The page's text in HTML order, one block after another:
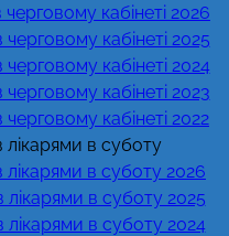
кабінеті 2026
кабінеті 2025
кабінеті 2024
кабінеті 2023
кабінеті 2022
лікарями в суботу
лікарями в суботу 2026
лікарями в суботу 2025
лікарями в суботу 2024